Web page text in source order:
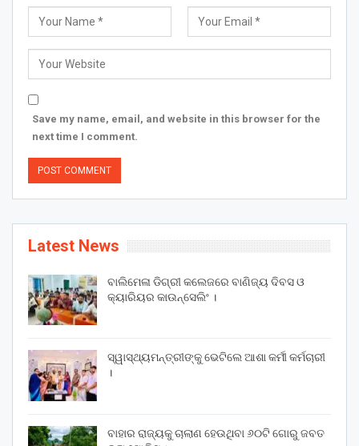
Save my name, email, and website in this browser for the
next time I comment.
Latest News
ବାଲିମେଳା ଡିଗ୍ରୀ କଲେଜରେ ବାଣିଜ୍ୟ ଦିବସ ଓ
କ୍ୟାରିୟର କାଉନ୍ସେଲିଂ ।
ସ୍ୱାସ୍ଥ୍ୟମନ୍ତ୍ରୀଙ୍କୁ ଭେଟିଲେ ଆଶା କର୍ମୀ କର୍ମଚାରୀ
।
ବାହାର ରାଜ୍ୟକୁ ଚାଲାଣ ହେଉଥିବା ୬୦ଟି ଗୋରୁ ଜବତ